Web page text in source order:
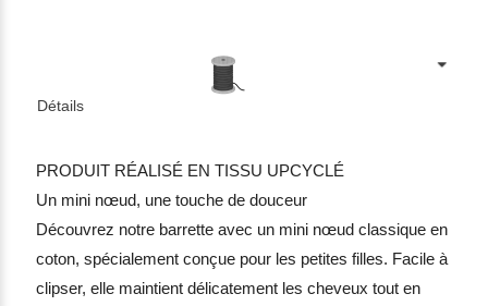
Détails
PRODUIT RÉALISÉ EN TISSU UPCYCLÉ
Un mini nœud, une touche de douceur
Découvrez notre barrette avec un mini nœud classique en
coton, spécialement conçue pour les petites filles. Facile à
clipser, elle maintient délicatement les cheveux tout en